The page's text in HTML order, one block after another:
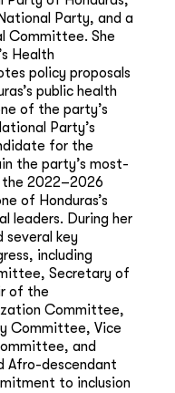
Party, and a
Committee. She
Health
policy proposals
public health
of the party’s
Party’s
for the
the party’s most-
2022–2026
of Honduras’s
leaders. During her
several key
including
Secretary of
of the
Committee,
Committee, Vice
and
Afro-descendant
to inclusion